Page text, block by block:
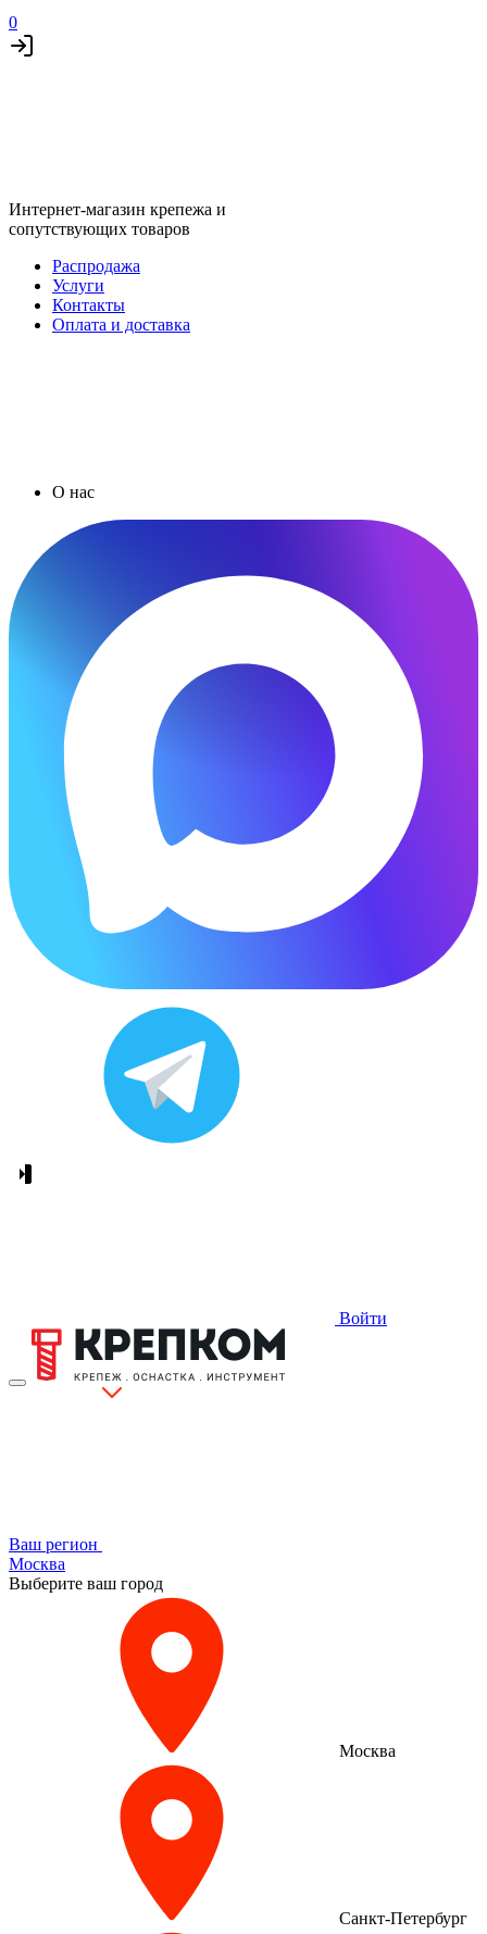
0
Интернет-магазин крепежа и
сопутствующих товаров
Распродажа
Услуги
Контакты
Оплата и доставка
О нас
Войти
Ваш регион
Москва
Выберите ваш город
Москва
Санкт-Петербург